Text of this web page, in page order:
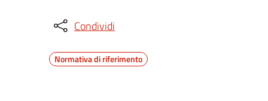
Condividi
Normativa di riferimento